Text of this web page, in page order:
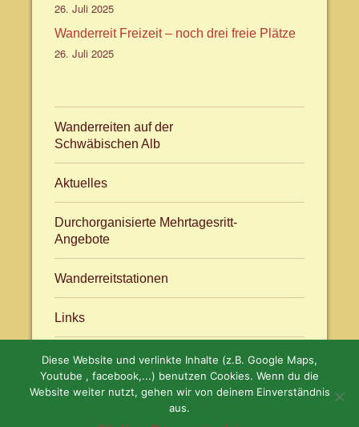
26. Juli 2025
Wanderreit Freizeit – noch drei freie Plätze
26. Juli 2025
Wanderreiten auf der
Schwäbischen Alb
Aktuelles
Durchorganisierte Mehrtagesritt-
Angebote
Wanderreitstationen
Links
Aktuellesfacebook.com/WanderreitenAlb
Diese Website und verlinkte Inhalte (z.B. Google Maps,
Youtube , facebook,...) benutzen Cookies. Wenn du die
Website weiter nutzt, gehen wir von deinem Einverständnis
aus.